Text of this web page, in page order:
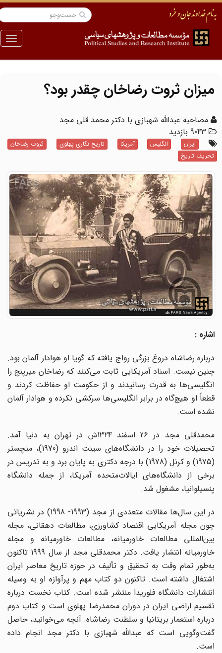
منو
میزان ثروت رضاخان چقدر بود؟
مصاحبه عبدالله شهبازی با دکتر محمد قلی مجد
9043 بازدید
ایران انگلیس آمریکا تاریخ نگاری پهلوی
ثروت رضاخان
تحریف تاریخ
اشاره :
درباره رضاشاه دروغ بزرگی رواج یافته که گویا او هوادار آلمان بود.
چنین نیست. اسناد آمریکایی ثابت می‌کنند که رضاخان میرپنج را
انگلیسی‌ها به قدرت رسانیدند و از حکومت او حفاظت کردند و
قطعاً او هیچ‌گاه در برابر انگلیسی‌ها سرکشی نکرده و هوادار آلمان
نشده است.
محمدقلی مجد در 26 اسفند 1324ش در تهران به دنیا آمد.
تحصیلات خود را در دانشگاه‌های سینت اندرو (1970)، منچستر
(1975) و کرنل (1978) با درجه دکتری به پایان برد و به تدریس در
برخی از دانشگاه‌های ایالات‌متحده آمریکا، از جمله دانشگاه
پنسیلوانیا، مشغول شد.
در این سال‌ها مقالات متعددی از مجد (1993- 1998) در نشریاتی
چون مجله آمریکایی اقتصاد کشاورزی، مطالعات دهقانی، مجله
بین‌المللی مطالعات خاورمیانه، مطالعات خاورمیانه و مجله
خاورمیانه انتشار یافت. دکتر محمدقلی مجد از سال 1999 تاکنون
به‌طور تمام وقت به تحقیق و تألیف در حوزه تاریخ معاصر ایران
اشتغال داشته است. تاکنون دو کتاب مهم و پرآوازه او به وسیله
انتشارات دانشگاه فلوریدا منتشر شده است. کتاب نخست درباره
تقسیم اراضی ایران در دوران محمدرضا پهلوی است و کتاب دوم
درباره استعمار بریتانیا و سلطنت رضاشاه. آنچه می‌خوانید، حاصل
گفت‌وگویی است که عبدالله شهبازی با دکتر مجد انجام داده
است.